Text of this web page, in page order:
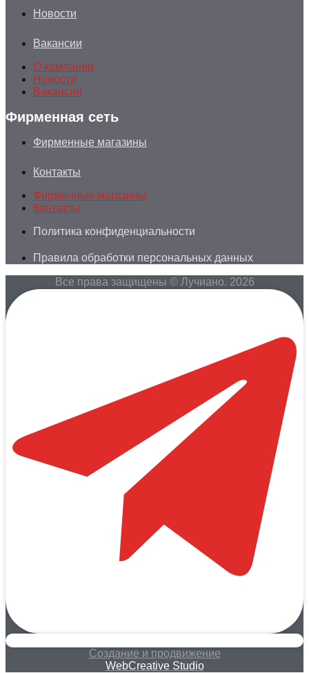
Новости
Вакансии
О компании
Новости
Вакансии
Фирменная сеть
Фирменные магазины
Контакты
Фирменные магазины
Контакты
Политика конфиденциальности
Правила обработки персональных данных
Все права защищены © Лучиано. 2026
Создание и продвижение
WebCreative Studio